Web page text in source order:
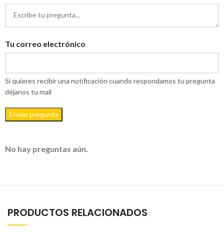
Tu correo electrónico
Si quieres recibir una notificación cuando respondamos tu pregunta
déjanos tu mail
Enviar pregunta
No hay preguntas aún.
PRODUCTOS RELACIONADOS